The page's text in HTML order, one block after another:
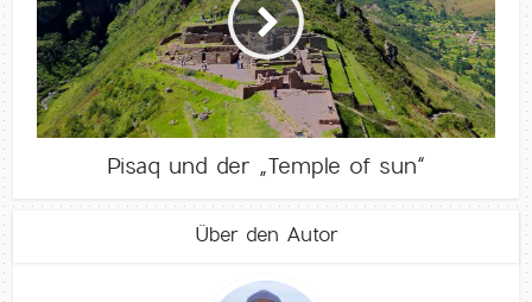
Pisaq und der „Temple of sun“
Über den Autor